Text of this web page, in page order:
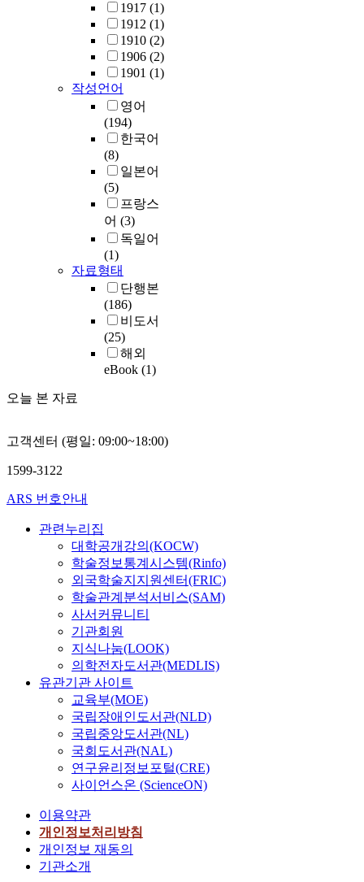
1917 (1)
1912 (1)
1910 (2)
1906 (2)
1901 (1)
작성언어
영어
(194)
한국어
(8)
일본어
(5)
프랑스
어 (3)
독일어
(1)
자료형태
단행본
(186)
비도서
(25)
해외
eBook (1)
오늘 본 자료
고객센터 (평일: 09:00~18:00)
1599-3122
ARS 번호안내
관련누리집
대학공개강의(KOCW)
학술정보통계시스템(Rinfo)
외국학술지지원센터(FRIC)
학술관계분석서비스(SAM)
사서커뮤니티
기관회원
지식나눔(LOOK)
의학전자도서관(MEDLIS)
유관기관 사이트
교육부(MOE)
국립장애인도서관(NLD)
국립중앙도서관(NL)
국회도서관(NAL)
연구윤리정보포털(CRE)
사이언스온 (ScienceON)
이용약관
개인정보처리방침
개인정보 재동의
기관소개